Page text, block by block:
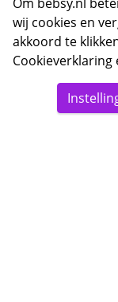
© 2026 Bebsy.nl
wij cookies en
akkoord te
Cookieverklaring